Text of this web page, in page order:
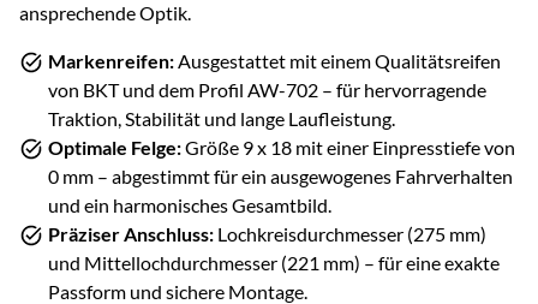
ansprechende Optik.
Markenreifen:Ausgestattet mit einem Qualitätsreifen
von BKTund dem Profil AW-702 – für hervorragende
Traktion, Stabilität und lange Laufleistung.
Optimale Felge:Größe 9 x 18 mit einer Einpresstiefe von
0 mm – abgestimmt für ein ausgewogenes Fahrverhalten
und ein harmonisches Gesamtbild.
Präziser Anschluss: Lochkreisdurchmesser (275 mm)
und Mittellochdurchmesser (221 mm) – für eine exakte
Passform und sichere Montage.